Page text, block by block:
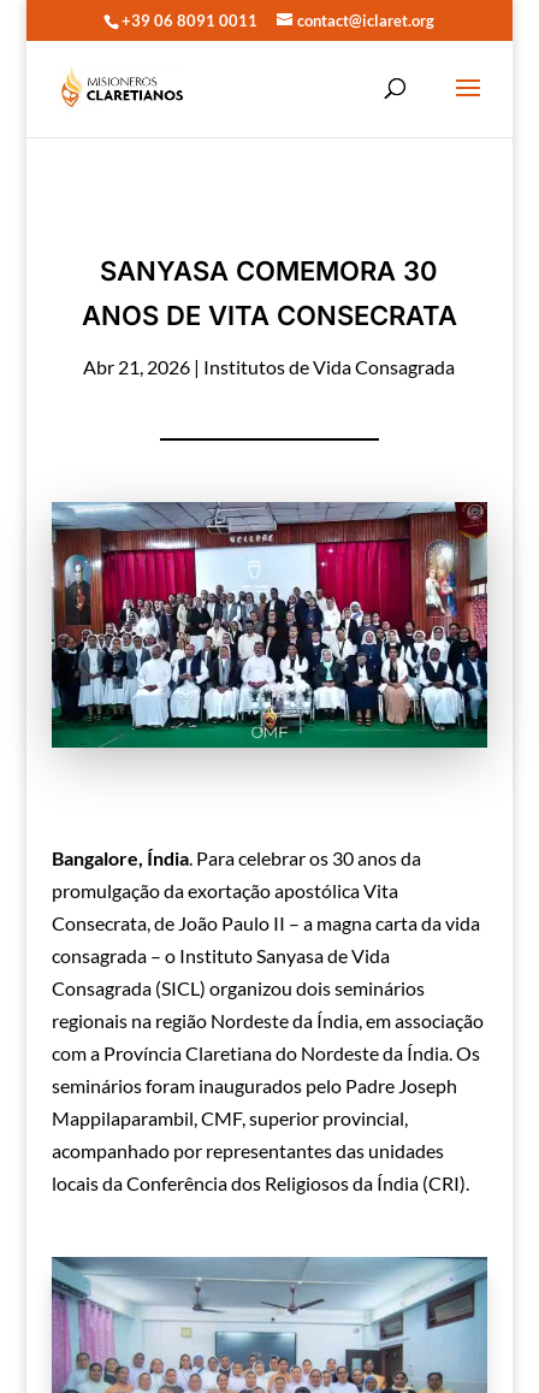
+39 06 8091 0011 contact@iclaret.org
SANYASA COMEMORA 30
ANOS DE VITA CONSECRATA
Abr 21, 2026 | Institutos de Vida Consagrada
Bangalore, Índia. Para celebrar os 30 anos da
promulgação da exortação apostólica Vita
Consecrata, de João Paulo II – a magna carta da vida
consagrada – o Instituto Sanyasa de Vida
Consagrada (SICL) organizou dois seminários
regionais na região Nordeste da Índia, em associação
com a Província Claretiana do Nordeste da Índia. Os
seminários foram inaugurados pelo Padre Joseph
Mappilaparambil, CMF, superior provincial,
acompanhado por representantes das unidades
locais da Conferência dos Religiosos da Índia (CRI).